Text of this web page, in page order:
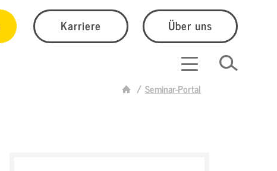
Karriere Über uns
Seminar-Portal